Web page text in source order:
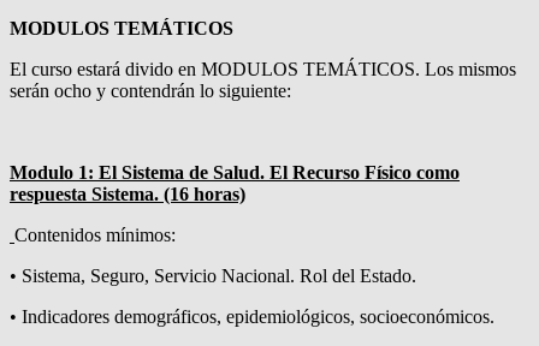
MODULOS TEMÁTICOS
El curso estará divido en MODULOS TEMÁTICOS. Los mismos
serán ocho y contendrán lo siguiente:
Modulo 1: El Sistema de Salud. El Recurso Físico como
respuesta Sistema. (16 horas)
Contenidos mínimos:
• Sistema, Seguro, Servicio Nacional. Rol del Estado.
• Indicadores demográficos, epidemiológicos, socioeconómicos.